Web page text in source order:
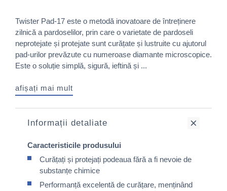
Twister Pad-17 este o metodă inovatoare de întreținere
zilnică a pardoselilor, prin care o varietate de pardoseli
neprotejate și protejate sunt curățate și lustruite cu ajutorul
pad-urilor prevăzute cu numeroase diamante microscopice.
Este o soluție simplă, sigură, ieftină și ...
afișați mai mult
Informații detaliate
Caracteristicile produsului
Curățați și protejați podeaua fără a fi nevoie de
substanțe chimice
Performanță excelentă de curățare, menținând